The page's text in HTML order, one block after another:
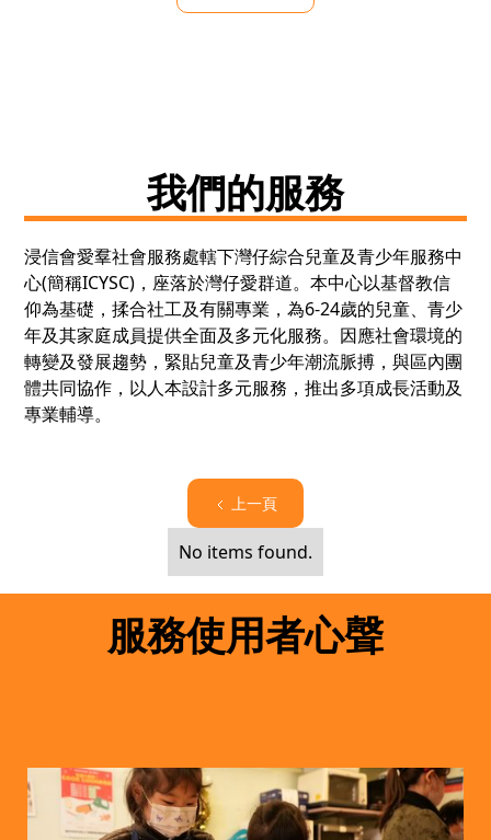
我們的服務
浸信會愛羣社會服務處轄下灣仔綜合兒童及青少年服務中
心(簡稱ICYSC)，座落於灣仔愛群道。本中心以基督教信
仰為基礎，揉合社工及有關專業，為6-24歲的兒童、青少
年及其家庭成員提供全面及多元化服務。因應社會環境的
轉變及發展趨勢，緊貼兒童及青少年潮流脈搏，與區內團
體共同協作，以人本設計多元服務，推出多項成長活動及
專業輔導。
上一頁
No items found.
服務使用者心聲